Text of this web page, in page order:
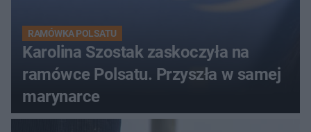
RAMÓWKA POLSATU
Karolina Szostak zaskoczyła na
ramówce Polsatu. Przyszła w samej
marynarce